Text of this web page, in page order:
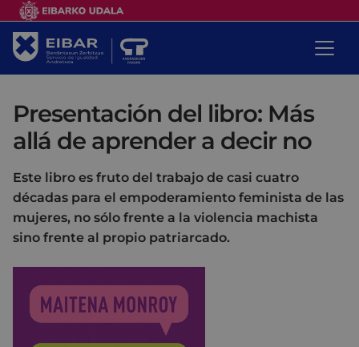
Presentación del libro: Más
allá de aprender a decir no
Este libro es fruto del trabajo de casi cuatro
décadas para el empoderamiento feminista de las
mujeres, no sólo frente a la violencia machista
sino frente al propio patriarcado.